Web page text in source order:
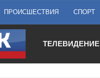
ПРОИСШЕСТВИЯ СПОРТ
ТЕЛЕВИДЕНИЕ